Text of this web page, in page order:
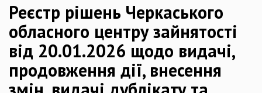
Реєстр рішень Черкаського
обласного центру зайнятості
від 20.01.2026 щодо видачі,
продовження дії, внесення